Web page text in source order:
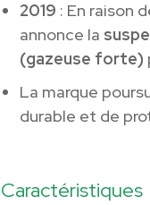
2019 : En raison
annonce la
(gazeuse forte)
La marque
durable et de
Caractéristiques